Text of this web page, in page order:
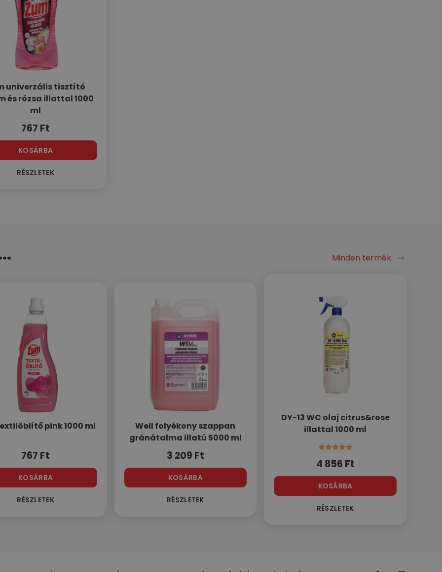
univerzális tisztító
és rózsa illattal 1000
ml
767 Ft
KOSÁRBA
RÉSZLETEK
Minden termék
pink 1000 ml
767 Ft
KOSÁRBA
RÉSZLETEK
Well folyékony szappan
gránátalma illatú 5000 ml
3 209 Ft
KOSÁRBA
RÉSZLETEK
DY-13 WC olaj citrus&rose
illattal 1000 ml
Értékelés:
4 856 Ft
KOSÁRBA
RÉSZLETEK